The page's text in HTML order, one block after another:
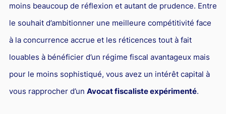
moins beaucoup de réflexion et autant de prudence. Entre
le souhait d’ambitionner une meilleure compétitivité face
à la concurrence accrue et les réticences tout à fait
louables à bénéficier d’un régime fiscal avantageux mais
pour le moins sophistiqué, vous avez un intérêt capital à
vous rapprocher d’un Avocat fiscaliste expérimenté.